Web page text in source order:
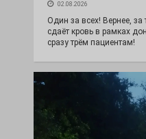
02.08.2026
Один за всех! Вернее, за
сдаёт кровь в рамках
сразу трём пациентам!